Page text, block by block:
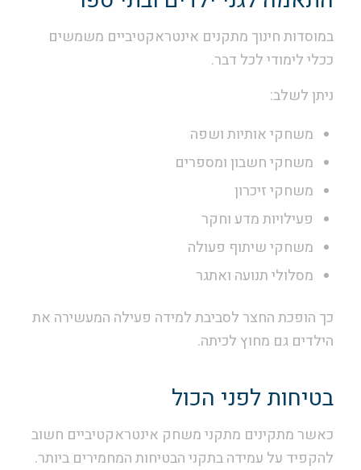
במוסדות חינוך מתקנים אינטראקטיביים משמשים
ככלי לימודי לכל דבר.
ניתן לשלב:
משחקי אותיות ושפה
משחקי חשבון ומספרים
משחקי זיכרון
פעילויות מדע וחקר
משחקי שיתוף פעולה
מסלולי תנועה ואתגר
כך הופכת החצר לסביבת למידה פעילה המעשירה את
הילדים גם מחוץ לכיתה.
בטיחות לפני הכול
כאשר מתקינים מתקני משחק אינטראקטיביים חשוב
להקפיד על עמידה בתקני הבטיחות המחמירים ביותר.